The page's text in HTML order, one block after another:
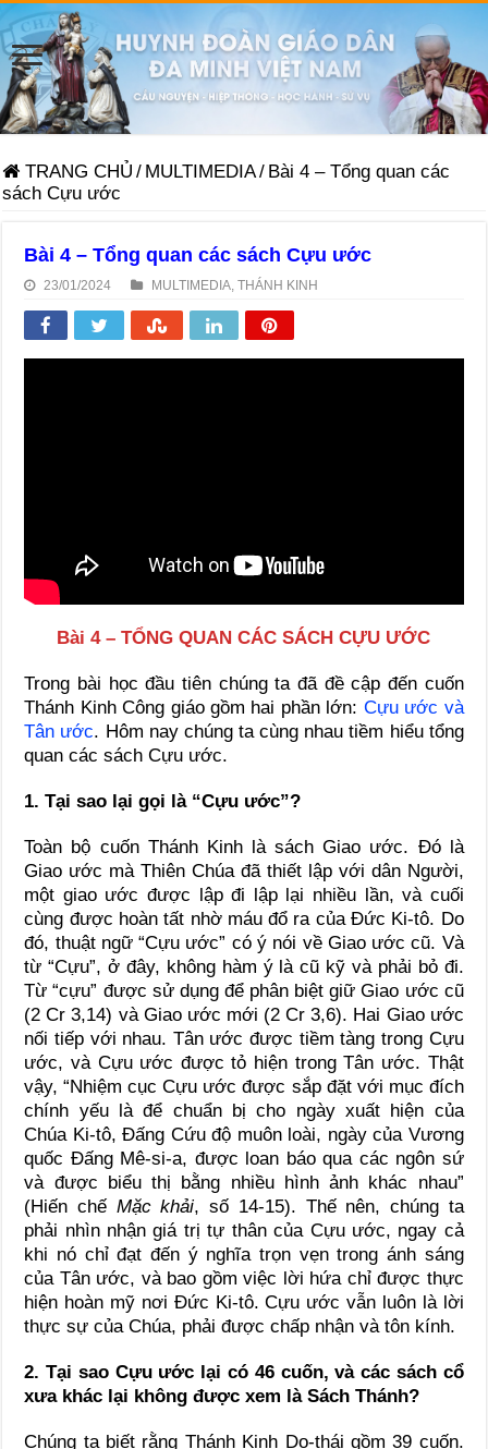
TRANG CHỦ / MULTIMEDIA/ Bài 4 – Tổng quan các
sách Cựu ước
Bài 4 – Tổng quan các sách Cựu ước
23/01/2024 MULTIMEDIA ,THÁNH KINH
Bài 4 – TỔNG QUAN CÁC SÁCH CỰU ƯỚC
Trong bài học đầu tiên chúng ta đã đề cập đến cuốn
Thánh Kinh Công giáo gồm hai phần lớn: Cựu ước và
Tân ước. Hôm nay chúng ta cùng nhau tiềm hiểu tổng
quan các sách Cựu ước.
1. Tại sao lại gọi là “Cựu ước”?
Toàn bộ cuốn Thánh Kinh là sách Giao ước. Đó là
Giao ước mà Thiên Chúa đã thiết lập với dân Người,
một giao ước được lập đi lập lại nhiều lần, và cuối
cùng được hoàn tất nhờ máu đổ ra của Đức Ki-tô. Do
đó, thuật ngữ “Cựu ước” có ý nói về Giao ước cũ. Và
từ “Cựu”, ở đây, không hàm ý là cũ kỹ và phải bỏ đi.
Từ “cựu” được sử dụng để phân biệt giữ Giao ước cũ
(2 Cr 3,14) và Giao ước mới (2 Cr 3,6). Hai Giao ước
nối tiếp với nhau. Tân ước được tiềm tàng trong Cựu
ước, và Cựu ước được tỏ hiện trong Tân ước. Thật
vậy, “Nhiệm cục Cựu ước được sắp đặt với mục đích
chính yếu là để chuẩn bị cho ngày xuất hiện của
Chúa Ki-tô, Đấng Cứu độ muôn loài, ngày của Vương
quốc Đấng Mê-si-a, được loan báo qua các ngôn sứ
và được biểu thị bằng nhiều hình ảnh khác nhau”
(Hiến chế Mặc khải, số 14-15). Thế nên, chúng ta
phải nhìn nhận giá trị tự thân của Cựu ước, ngay cả
khi nó chỉ đạt đến ý nghĩa trọn vẹn trong ánh sáng
của Tân ước, và bao gồm việc lời hứa chỉ được thực
hiện hoàn mỹ nơi Đức Ki-tô. Cựu ước vẫn luôn là lời
thực sự của Chúa, phải được chấp nhận và tôn kính.
2. Tại sao Cựu ước lại có 46 cuốn, và các sách cổ
xưa khác lại không được xem là Sách Thánh?
Chúng ta biết rằng Thánh Kinh Do-thái gồm 39 cuốn.